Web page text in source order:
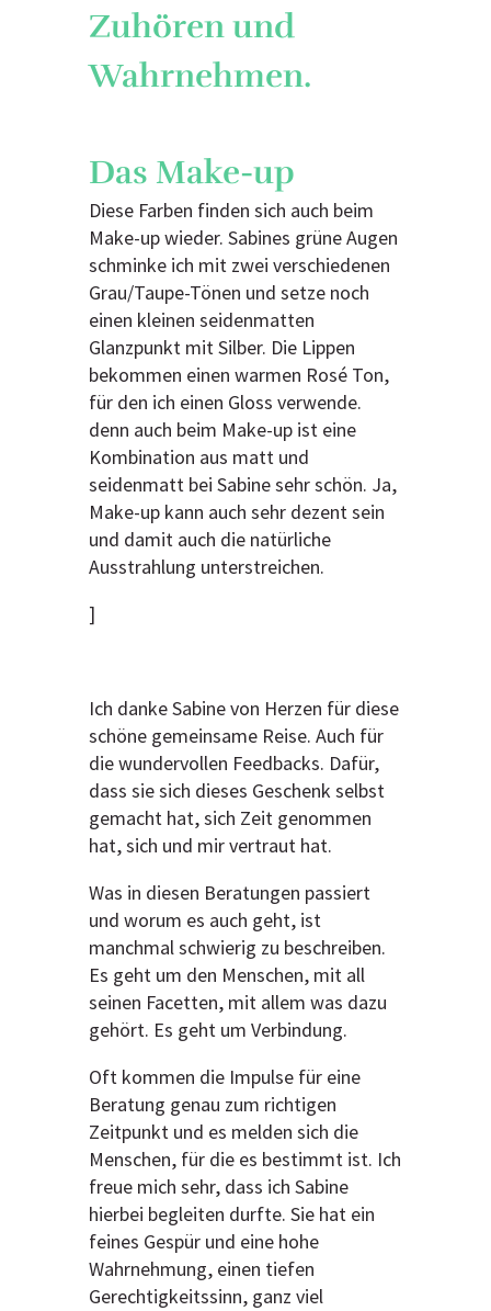
Zuhören und
Wahrnehmen.
Das Make-up
Diese Farben finden sich auch beim
Make-up wieder. Sabines grüne Augen
schminke ich mit zwei verschiedenen
Grau/Taupe-Tönen und setze noch
einen kleinen seidenmatten
Glanzpunkt mit Silber. Die Lippen
bekommen einen warmen Rosé Ton,
für den ich einen Gloss verwende.
denn auch beim Make-up ist eine
Kombination aus matt und
seidenmatt bei Sabine sehr schön. Ja,
Make-up kann auch sehr dezent sein
und damit auch die natürliche
Ausstrahlung unterstreichen.
]
Ich danke Sabine von Herzen für diese
schöne gemeinsame Reise. Auch für
die wundervollen Feedbacks. Dafür,
dass sie sich dieses Geschenk selbst
gemacht hat, sich Zeit genommen
hat, sich und mir vertraut hat.
Was in diesen Beratungen passiert
und worum es auch geht, ist
manchmal schwierig zu beschreiben.
Es geht um den Menschen, mit all
seinen Facetten, mit allem was dazu
gehört. Es geht um Verbindung.
Oft kommen die Impulse für eine
Beratung genau zum richtigen
Zeitpunkt und es melden sich die
Menschen, für die es bestimmt ist. Ich
freue mich sehr, dass ich Sabine
hierbei begleiten durfte. Sie hat ein
feines Gespür und eine hohe
Wahrnehmung, einen tiefen
Gerechtigkeitssinn, ganz viel